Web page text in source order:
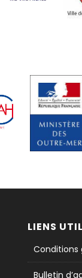
LIENS
Conditions
Bulletin